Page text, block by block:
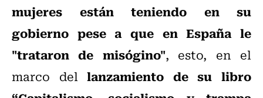
mujeres están teniendo en su
gobierno pese a que en España le
"trataron de misógino", esto, en el
marco dellanzamiento de su libro